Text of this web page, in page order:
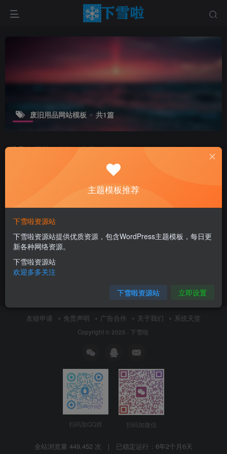
废旧用品网站模板 共1篇
排序 更新 浏览 点赞 评论
绿色废旧用品回收网站源码 织
梦dede模板 [带手机版数据同
步]付费资源 ￥0.01
6月10日 19:43
友链申请 免责声明 广告合作 关于我们 系统天堂
Copyright © 2025 · 下雪啦
扫码加QQ群 扫码加微信
全站浏览量 449,452 次 | 已稳定运行： 6年2个月6天
主题模板推荐
下雪啦资源站
下雪啦资源站提供优质资源，包含WordPress主题模板，每日更
新各种网络资源。
下雪啦资源站
欢迎多多关注
下雪啦资源站 立即设置